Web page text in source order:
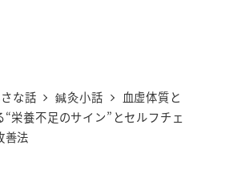
な話 鍼灸小話
血虚体質と
栄養不足のサイン”とセルフチェ
善法